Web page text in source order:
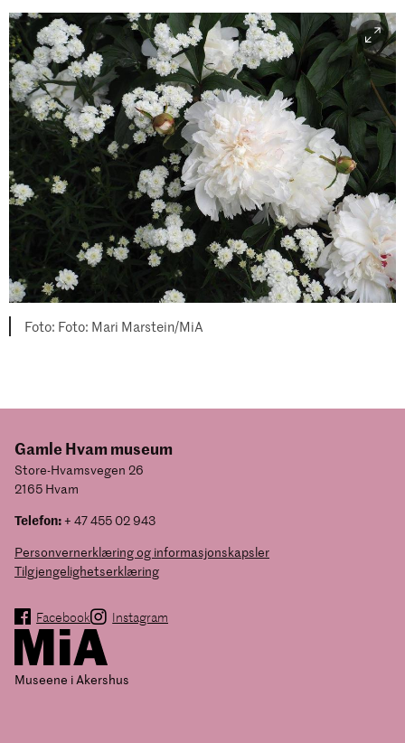
Foto: Mari Marstein/MiA
Gamle Hvam museum
Store-Hvamsvegen 26
2165 Hvam
Telefon:+ 47 455 02 943
Personvernerklæring og informasjonskapsler
Tilgjengelighetserklæring
Facebook Instagram
Museene i Akershus